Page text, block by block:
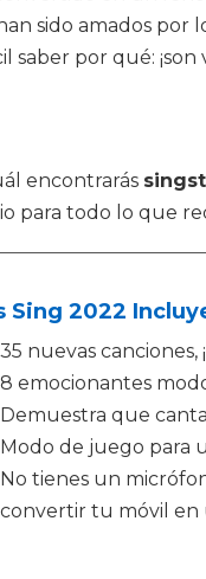
sido amados
por qué:
encontrarás
para todo lo que
Sing 2022
35 nuevas canciones,
8 emocionantes
Demuestra que
Modo de juego para
No tienes un
convertir tu móvil en